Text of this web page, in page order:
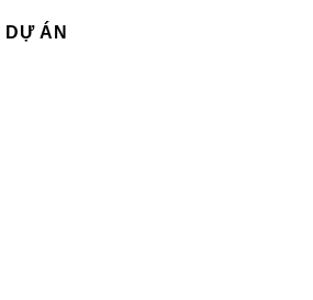
DỰ ÁN